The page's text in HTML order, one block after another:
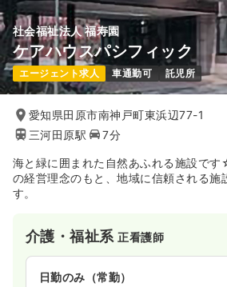
社会福祉法人 福寿園
ケアハウスパシフィック
エージェント求人 車通勤可 託児所
愛知県田原市南神戸町東浜辺77-1
三河田原駅
7分
海と緑に囲まれた自然あふれる施設です
の経営理念のもと、地域に信頼される施
す。
介護・福祉系正看護師
日勤のみ（常勤）